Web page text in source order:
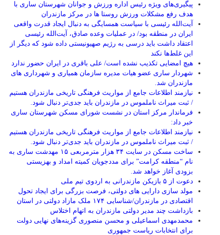
پیگیری‌های ویژه رئیس اداره ورزش و جوانان شهرستان ساری با
هدف رفع مشکلات ورزش روستا ها در مرکز مازندران
آیت‌الله رئیسی با سیاست همسایگی به دنبال ایجاد قدرت واقعی
ایران در منطقه بود/ در عملیات وعده صادق، آیت‌الله رئیسی
اعتقاد داشت باید درسی به رژیم صهیونیستی داده شود که دیگر از
این غلط‌ها نکند
هیچ امضایی تکذیب نشده است/ علی باقری در ایران حضور ندارد
شهردار ساری عضو هیات مدیره سازمان همیاری و شهرداری های
مازندران شد.
نیازمند اطلاعات جامع از مواریث فرهنگی تاریخی مازندران هستیم
/ ثبت میراث ناملموس در مازندران باید جدی‌تر دنبال شود.
فرماندار مرکز استان در نشست شورای مسکن شهرستان ساری
خبر داد:
نیازمند اطلاعات جامع از مواریث فرهنگی تاریخی مازندران هستیم
/ ثبت میراث ناملموس در مازندران باید جدی‌تر دنبال شود.
ساخت مسکن در سایت ۳۴ هزار مترمربعی ۱۵ مهدشت ساری به
نام “منطقه کرامت” برای مددجویان کمیته امداد و بهزیستی
بزودی آغاز خواهد شد.
دعوت از ۵ بازیکن مازندرانی به اردوی تیم ملی
مولد سازی دارایی های دولتی، فرصت بزرگی برای ایجاد تحول
اقتصادی در مازندران/شناسایی ۱۷۴ ملک مازاد دولتی در استان
بازداشت چند مدیر دولتی مازندران به اتهام اختلاس
محمدمهدی اسماعیلی و محسن منصوری گزینه‌های نهایی دولت
برای انتخابات ریاست جمهوری